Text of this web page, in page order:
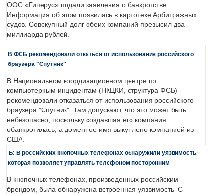
ООО «Гиперус» подали заявления о банкротстве.
Информация об этом появилась в картотеке Арбитражных
судов. Совокупный долг обеих компаний превысил два
миллиарда рублей.
В ФСБ рекомендовали откаться от использования российского
браузера "Спутник"
В Национальном координационном центре по
компьютерным инцидентам (НКЦКИ, структура ФСБ)
рекомендовали отказаться от использования российского
браузера "Спутник". Там допускают, что это может быть
небезопасно, поскольку создавшая его компания
обанкротилась, а доменное имя выкуплено компанией из
США.
Ъ: В российских кнопочных телефонах обнаружили уязвимость,
которая позволяет управлять телефоном посторонним
В кнопочных телефонах, произведенных российским
брендом, была обнаружена встроенная уязвимость. С